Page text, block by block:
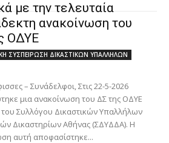
με την τελευταία
ανακοίνωση του
ΟΔΥΕ
ΣΥΣΠΕΙΡΩΣΗ ΔΙΚΑΣΤΙΚΩΝ ΥΠΑΛΛΗΛΩΝ
– Συνάδελφοι, Στις 22-5-2026
μια ανακοίνωση του ΔΣ της ΟΔΥΕ
Συλλόγου Δικαστικών Υπαλλήλων
Δικαστηρίων Αθήνας (ΣΔΥΔΔΑ). Η
αυτή αποφασίστηκε...